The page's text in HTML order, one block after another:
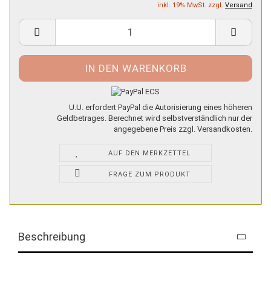
inkl. 19% MwSt. zzgl. Versand
U.U. erfordert PayPal die Autorisierung eines höheren
Geldbetrages. Berechnet wird selbstverständlich nur der
angegebene Preis zzgl. Versandkosten.
AUF DEN MERKZETTEL
FRAGE ZUM PRODUKT
Beschreibung